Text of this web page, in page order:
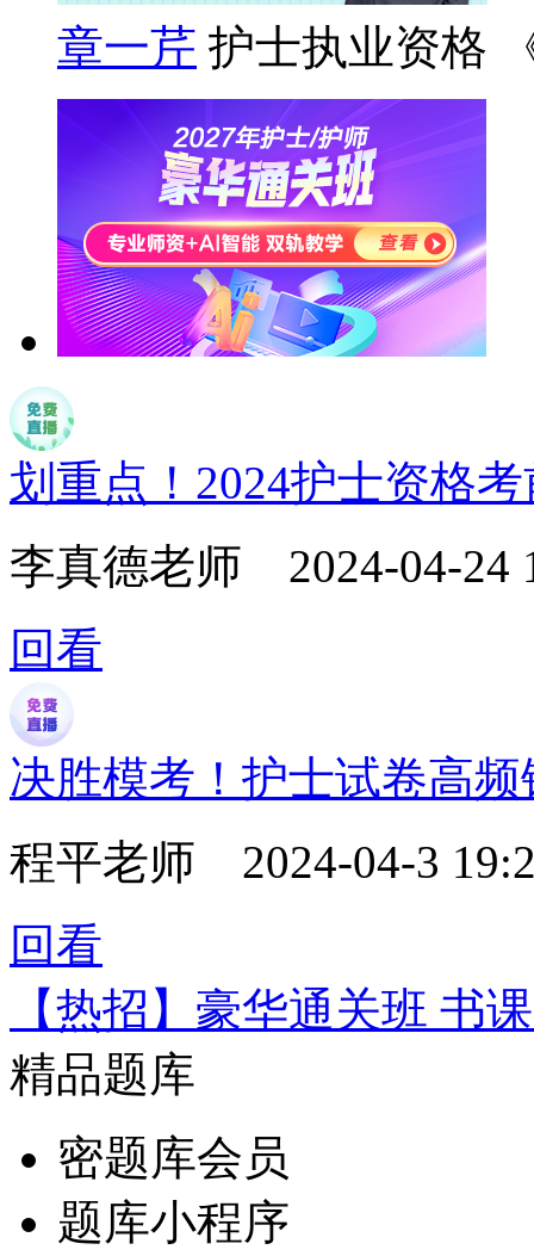
章一芹 护士执业资格
划重点！2024护士资格
李真德老师 2024-04-24
回看
决胜模考！护士试卷高
程平老师 2024-04-3
回看
【热招】豪华通关班 书
精品题库
密题库会员
题库小程序